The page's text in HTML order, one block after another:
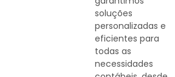
soluções
personalizadas e
eficientes para
todas as
necessidades